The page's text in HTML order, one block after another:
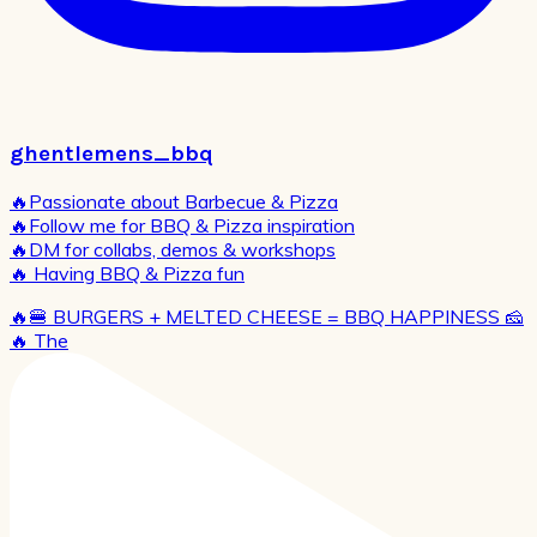
ghentlemens_bbq
🔥Passionate about Barbecue & Pizza
🔥Follow me for BBQ & Pizza inspiration
🔥DM for collabs, demos & workshops
🔥 Having BBQ & Pizza fun
🔥🍔 BURGERS + MELTED CHEESE = BBQ HAPPINESS 🧀
🔥 The